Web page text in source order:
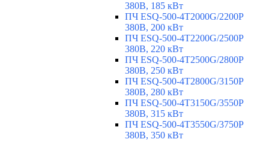
380В, 185 кВт
ПЧ ESQ-500-4T2000G/2200P
380В, 200 кВт
ПЧ ESQ-500-4T2200G/2500P
380В, 220 кВт
ПЧ ESQ-500-4T2500G/2800P
380В, 250 кВт
ПЧ ESQ-500-4T2800G/3150P
380В, 280 кВт
ПЧ ESQ-500-4T3150G/3550P
380В, 315 кВт
ПЧ ESQ-500-4T3550G/3750P
380В, 350 кВт